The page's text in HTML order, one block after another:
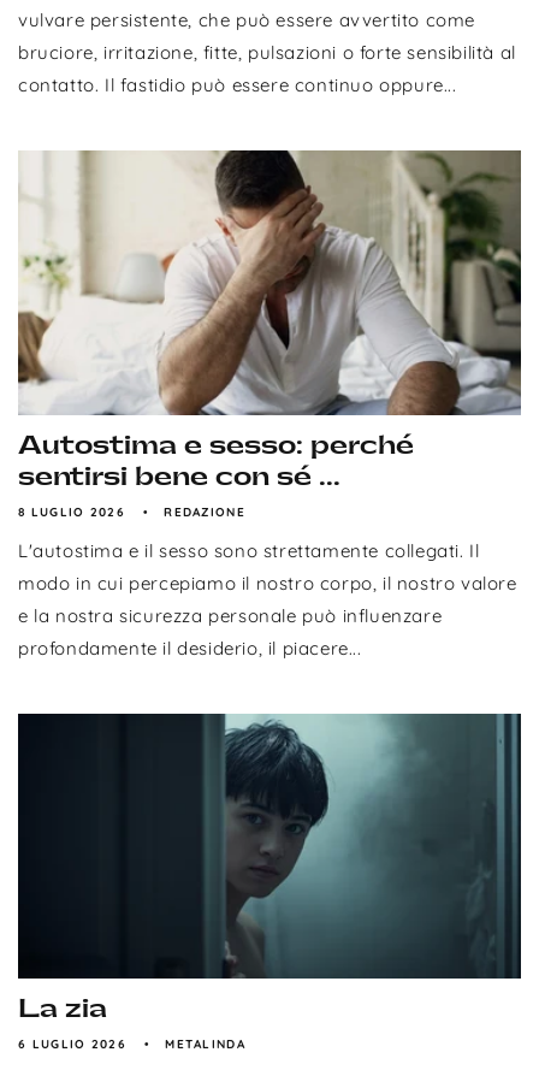
vulvare persistente, che può essere avvertito come
bruciore, irritazione, fitte, pulsazioni o forte sensibilità al
contatto. Il fastidio può essere continuo oppure...
Autostima e sesso: perché
sentirsi bene con sé ...
8 LUGLIO 2026 REDAZIONE
L'autostima e il sesso sono strettamente collegati. Il
modo in cui percepiamo il nostro corpo, il nostro valore
e la nostra sicurezza personale può influenzare
profondamente il desiderio, il piacere...
La zia
6 LUGLIO 2026 METALINDA